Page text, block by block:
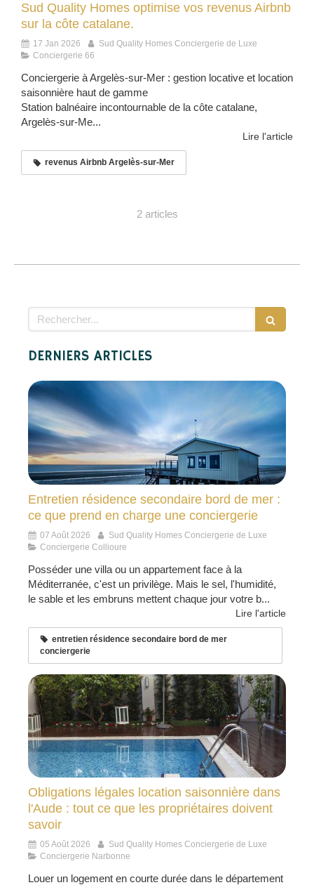
Sud Quality Homes optimise vos revenus Airbnb
sur la côte catalane.
17 Jan 2026
Sud Quality Homes Conciergerie de Luxe
Conciergerie 66
Conciergerie à Argelès-sur-Mer : gestion locative et location
saisonnière haut de gamme
Station balnéaire incontournable de la côte catalane,
Argelès-sur-Me...
Lire l'article
revenus Airbnb Argelès-sur-Mer
2 articles
Rechercher
DERNIERS ARTICLES
Entretien résidence secondaire bord de mer :
ce que prend en charge une conciergerie
07 Août 2026
Sud Quality Homes Conciergerie de Luxe
Conciergerie Collioure
Posséder une villa ou un appartement face à la
Méditerranée, c'est un privilège. Mais le sel, l'humidité,
le sable et les embruns mettent chaque jour votre b...
Lire l'article
entretien résidence secondaire bord de mer
conciergerie
Obligations légales location saisonnière dans
l'Aude : tout ce que les propriétaires doivent
savoir
05 Août 2026
Sud Quality Homes Conciergerie de Luxe
Conciergerie Narbonne
Louer un logement en courte durée dans le département